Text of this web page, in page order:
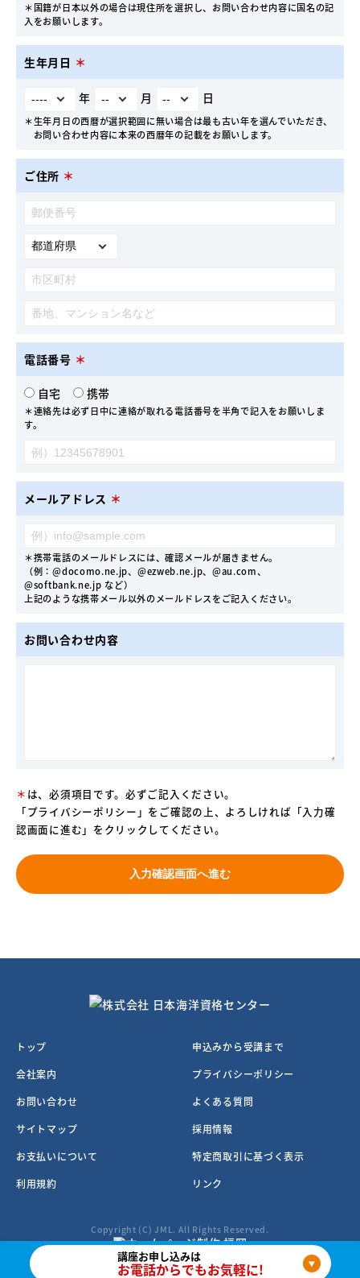
＊国籍が日本以外の場合は現住所を選択し、お問い合わせ内容に国名の記
入をお願いします。
生年月日 ＊
年 月 日
＊生年月日の西暦が選択範囲に無い場合は最も古い年を選んでいただき、
お問い合わせ内容に本来の西暦年の記載をお願いします。
ご住所 ＊
電話番号 ＊
自宅 携帯
＊連絡先は必ず日中に連絡が取れる電話番号を半角で記入をお願いしま
す。
メールアドレス ＊
＊携帯電話のメールドレスには、確認メールが届きません。
（例：@docomo.ne.jp、@ezweb.ne.jp、@au.com、
@softbank.ne.jp など）
上記のような携帯メール以外のメールドレスをご記入ください。
お問い合わせ内容
＊ は、必須項目です。必ずご記入ください。
「プライバシーポリシー 」をご確認の上、よろしければ「入力確
認画面に進む」をクリックしてください。
入力確認画面へ進む
トップ
会社案内
お問い合わせ
サイトマップ
お支払いについて
利用規約
申込みから受講まで
プライバシーポリシー
よくある質問
採用情報
特定商取引に基づく表示
リンク
Copyright (C)JML. All Rights Reserved.
講座お申し込みは
お電話からでもお気軽に!